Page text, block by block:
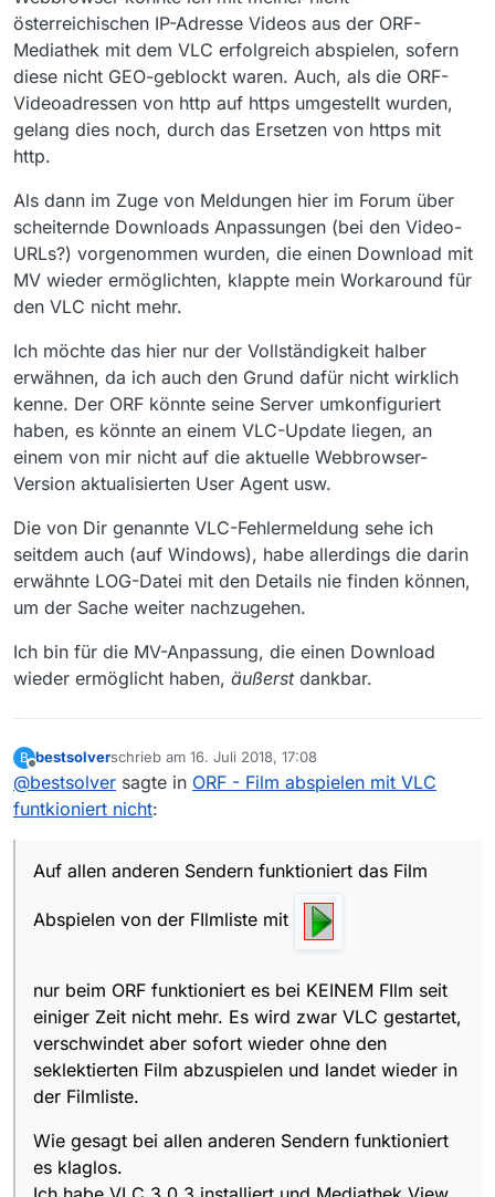
österreichischen IP-Adresse Videos aus der ORF-
Mediathek mit dem VLC erfolgreich abspielen, sofern
diese nicht GEO-geblockt waren. Auch, als die ORF-
Videoadressen von http auf https umgestellt wurden,
gelang dies noch, durch das Ersetzen von https mit
http.
Als dann im Zuge von Meldungen hier im Forum über
scheiternde Downloads Anpassungen (bei den Video-
URLs?) vorgenommen wurden, die einen Download mit
MV wieder ermöglichten, klappte mein Workaround für
den VLC nicht mehr.
Ich möchte das hier nur der Vollständigkeit halber
erwähnen, da ich auch den Grund dafür nicht wirklich
kenne. Der ORF könnte seine Server umkonfiguriert
haben, es könnte an einem VLC-Update liegen, an
einem von mir nicht auf die aktuelle Webbrowser-
Version aktualisierten User Agent usw.
Die von Dir genannte VLC-Fehlermeldung sehe ich
seitdem auch (auf Windows), habe allerdings die darin
erwähnte LOG-Datei mit den Details nie finden können,
um der Sache weiter nachzugehen.
Ich bin für die MV-Anpassung, die einen Download
wieder ermöglicht haben, äußerstdankbar.
B
Offline
bestsolverschrieb am 16. Juli 2018, 17:08
zuletzt editiert von
@bestsolver sagte in ORF - Film abspielen mit VLC
funtkioniert nicht:
Auf allen anderen Sendern funktioniert das Film
Abspielen von der FIlmliste mit
nur beim ORF funktioniert es bei KEINEM FIlm seit
einiger Zeit nicht mehr. Es wird zwar VLC gestartet,
verschwindet aber sofort wieder ohne den
seklektierten Film abzuspielen und landet wieder in
der Filmliste.
Wie gesagt bei allen anderen Sendern funktioniert
es klaglos.